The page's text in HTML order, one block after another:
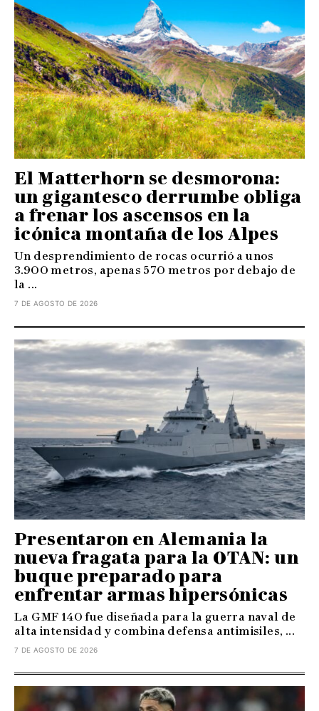
El Matterhorn se desmorona:
un gigantesco derrumbe obliga
a frenar los ascensos en la
icónica montaña de los Alpes
Un desprendimiento de rocas ocurrió a unos
3.900 metros, apenas 570 metros por debajo de
la ...
7 DE AGOSTO DE 2026
Presentaron en Alemania la
nueva fragata para la OTAN: un
buque preparado para
enfrentar armas hipersónicas
La GMF 140 fue diseñada para la guerra naval de
alta intensidad y combina defensa antimisiles, ...
7 DE AGOSTO DE 2026